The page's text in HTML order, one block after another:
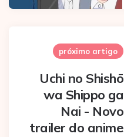
próximo artigo
Uchi no Shishō
wa Shippo ga
Nai - Novo
trailer do anime